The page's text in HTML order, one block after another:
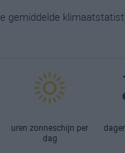
gemiddelde
uren zonneschijn per
dag